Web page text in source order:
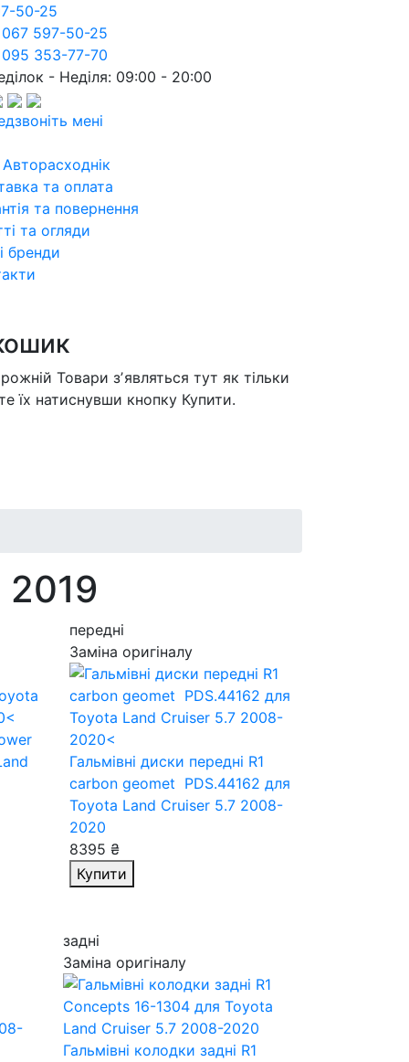
50-25
597-50-25
353-77-70
- Неділя: 09:00 - 20:00
мені
та оплата
та повернення
та огляди
бренди
Товари зʼявляться тут як тільки
їх натиснувши кнопку Купити.
2019
передні
Заміна оригіналу
Гальмівні диски передні R1
carbon geomet PDS.44162 для
Toyota Land Cruiser 5.7 2008-
2020
8395 ₴
Купити
задні
Заміна оригіналу
Гальмівні колодки задні R1